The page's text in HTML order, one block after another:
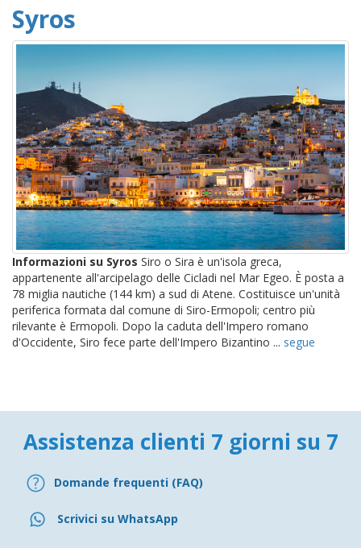
Syros
Informazioni su Syros Siro o Sira è un'isola greca,
appartenente all'arcipelago delle Cicladi nel Mar Egeo. È posta a
78 miglia nautiche (144 km) a sud di Atene. Costituisce un'unità
periferica formata dal comune di Siro-Ermopoli; centro più
rilevante è Ermopoli. Dopo la caduta dell'Impero romano
d'Occidente, Siro fece parte dell'Impero Bizantino ... segue
Assistenza clienti 7 giorni su 7
Domande frequenti (FAQ)
Scrivici su WhatsApp